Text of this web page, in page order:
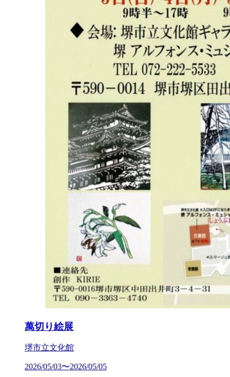
萬切り絵展
堺市立文化館
2026/05/03〜2026/05/05